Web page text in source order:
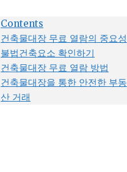
Contents
건축물대장 무료 열람의 중요성
불법건축요소 확인하기
건축물대장 무료 열람 방법
건축물대장을 통한 안전한 부동
산 거래